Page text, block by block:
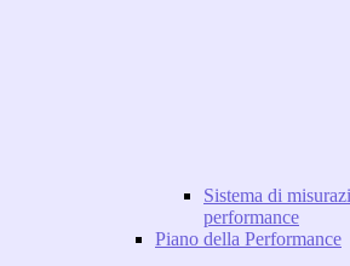
Sistema di
performance
Piano della Performance